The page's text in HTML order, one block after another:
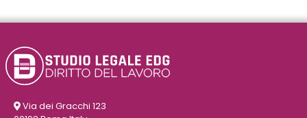
Via dei Gracchi 123